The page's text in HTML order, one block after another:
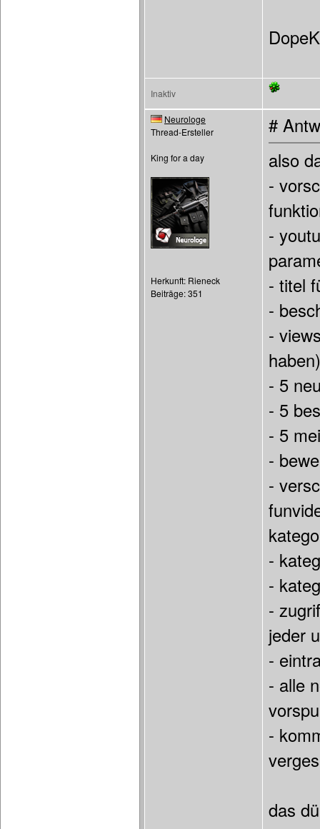
Inaktiv
Neurologe
Thread-Ersteller
King for a day
Herkunft: Rieneck
Beiträge: 351
#
also
-
-
- titel
-
-
haben)
- 5
- 5
- 5
-
-
-
-
-
jeder
-
- alle
-
das